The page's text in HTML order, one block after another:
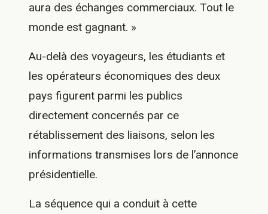
aura des échanges commerciaux. Tout le
monde est gagnant. »
Au-delà des voyageurs, les étudiants et
les opérateurs économiques des deux
pays figurent parmi les publics
directement concernés par ce
rétablissement des liaisons, selon les
informations transmises lors de l’annonce
présidentielle.
La séquence qui a conduit à cette